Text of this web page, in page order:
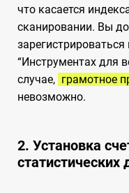
что касается
сканировании. Вы
“Инструментах для
случае, грамотное
невозможно.
2. Установка
статистических